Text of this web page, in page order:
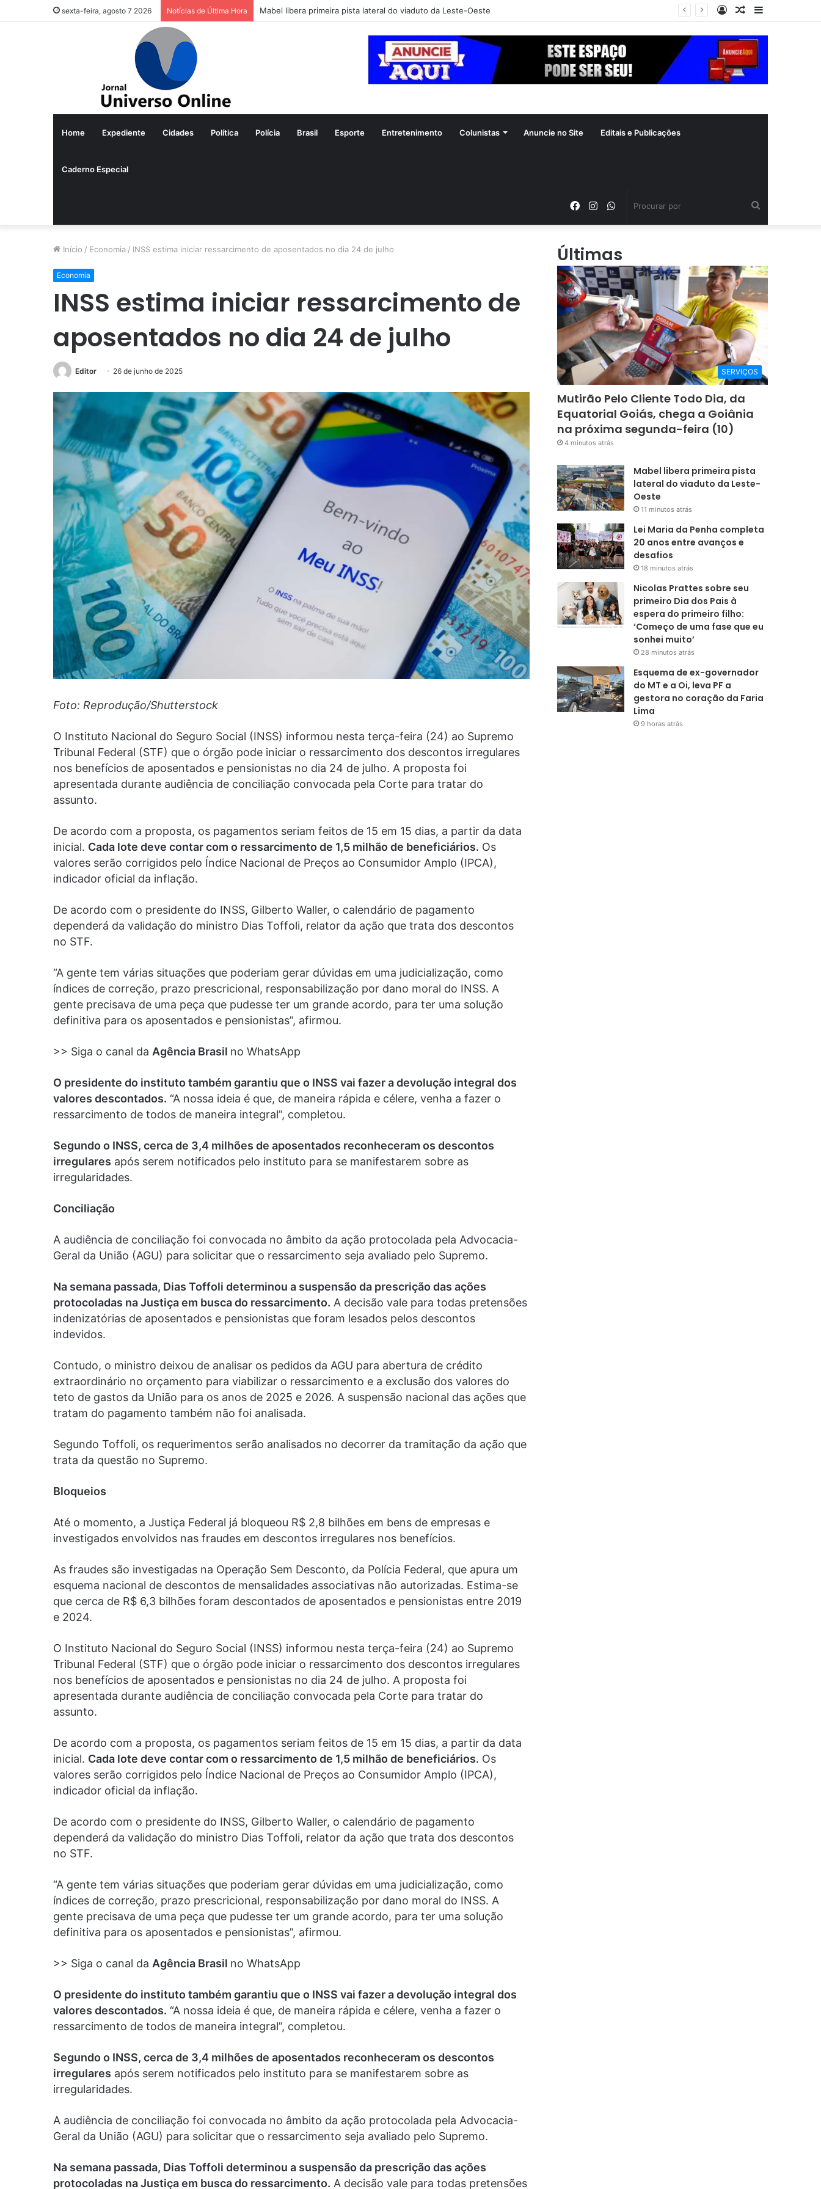
sexta-feira, agosto 7 2026 Notícias de Última Hora Lei Maria da Penha completa 20 anos entre avanços e desafios
Barra
Artigo
Entrar
Home Expediente Cidades Política Polícia Brasil Esporte Entretenimento Colunistas Anuncie no Site Editais e Publicações
Caderno Especial
WhatsApp
Instagram
Facebook
Início / Economia / INSS estima iniciar ressarcimento de aposentados no dia 24 de julho
Economia
INSS estima iniciar ressarcimento de
aposentados no dia 24 de julho
Editor 26 de junho de 2025
Foto: Reprodução/Shutterstock
O Instituto Nacional do Seguro Social (INSS) informou nesta terça-feira (24) ao Supremo
Tribunal Federal (STF) que o órgão pode iniciar o ressarcimento dos descontos irregulares
nos benefícios de aposentados e pensionistas no dia 24 de julho. A proposta foi
apresentada durante audiência de conciliação convocada pela Corte para tratar do
assunto.
De acordo com a proposta, os pagamentos seriam feitos de 15 em 15 dias, a partir da data
inicial. Cada lote deve contar com o ressarcimento de 1,5 milhão de beneficiários. Os
valores serão corrigidos pelo Índice Nacional de Preços ao Consumidor Amplo (IPCA),
indicador oficial da inflação.
De acordo com o presidente do INSS, Gilberto Waller, o calendário de pagamento
dependerá da validação do ministro Dias Toffoli, relator da ação que trata dos descontos
no STF.
“A gente tem várias situações que poderiam gerar dúvidas em uma judicialização, como
índices de correção, prazo prescricional, responsabilização por dano moral do INSS. A
gente precisava de uma peça que pudesse ter um grande acordo, para ter uma solução
definitiva para os aposentados e pensionistas”, afirmou.
>> Siga o canal da Agência Brasil no WhatsApp
O presidente do instituto também garantiu que o INSS vai fazer a devolução integral dos
valores descontados. “A nossa ideia é que, de maneira rápida e célere, venha a fazer o
ressarcimento de todos de maneira integral”, completou.
Segundo o INSS, cerca de 3,4 milhões de aposentados reconheceram os descontos
irregulares após serem notificados pelo instituto para se manifestarem sobre as
irregularidades.
Conciliação
A audiência de conciliação foi convocada no âmbito da ação protocolada pela Advocacia-
Geral da União (AGU) para solicitar que o ressarcimento seja avaliado pelo Supremo.
Na semana passada, Dias Toffoli determinou a suspensão da prescrição das ações
protocoladas na Justiça em busca do ressarcimento. A decisão vale para todas pretensões
indenizatórias de aposentados e pensionistas que foram lesados pelos descontos
indevidos.
Contudo, o ministro deixou de analisar os pedidos da AGU para abertura de crédito
extraordinário no orçamento para viabilizar o ressarcimento e a exclusão dos valores do
teto de gastos da União para os anos de 2025 e 2026. A suspensão nacional das ações que
tratam do pagamento também não foi analisada.
Segundo Toffoli, os requerimentos serão analisados no decorrer da tramitação da ação que
trata da questão no Supremo.
Bloqueios
Até o momento, a Justiça Federal já bloqueou R$ 2,8 bilhões em bens de empresas e
investigados envolvidos nas fraudes em descontos irregulares nos benefícios.
As fraudes são investigadas na Operação Sem Desconto, da Polícia Federal, que apura um
esquema nacional de descontos de mensalidades associativas não autorizadas. Estima-se
que cerca de R$ 6,3 bilhões foram descontados de aposentados e pensionistas entre 2019
e 2024.
O Instituto Nacional do Seguro Social (INSS) informou nesta terça-feira (24) ao Supremo
Tribunal Federal (STF) que o órgão pode iniciar o ressarcimento dos descontos irregulares
nos benefícios de aposentados e pensionistas no dia 24 de julho. A proposta foi
apresentada durante audiência de conciliação convocada pela Corte para tratar do
assunto.
De acordo com a proposta, os pagamentos seriam feitos de 15 em 15 dias, a partir da data
inicial. Cada lote deve contar com o ressarcimento de 1,5 milhão de beneficiários. Os
valores serão corrigidos pelo Índice Nacional de Preços ao Consumidor Amplo (IPCA),
indicador oficial da inflação.
De acordo com o presidente do INSS, Gilberto Waller, o calendário de pagamento
dependerá da validação do ministro Dias Toffoli, relator da ação que trata dos descontos
no STF.
“A gente tem várias situações que poderiam gerar dúvidas em uma judicialização, como
índices de correção, prazo prescricional, responsabilização por dano moral do INSS. A
gente precisava de uma peça que pudesse ter um grande acordo, para ter uma solução
definitiva para os aposentados e pensionistas”, afirmou.
>> Siga o canal da Agência Brasil no WhatsApp
O presidente do instituto também garantiu que o INSS vai fazer a devolução integral dos
valores descontados. “A nossa ideia é que, de maneira rápida e célere, venha a fazer o
ressarcimento de todos de maneira integral”, completou.
Segundo o INSS, cerca de 3,4 milhões de aposentados reconheceram os descontos
irregulares após serem notificados pelo instituto para se manifestarem sobre as
irregularidades.
A audiência de conciliação foi convocada no âmbito da ação protocolada pela Advocacia-
Geral da União (AGU) para solicitar que o ressarcimento seja avaliado pelo Supremo.
Na semana passada, Dias Toffoli determinou a suspensão da prescrição das ações
protocoladas na Justiça em busca do ressarcimento. A decisão vale para todas pretensões
Últimas
SERVIÇOS
Mutirão Pelo Cliente Todo Dia, da
Equatorial Goiás, chega a Goiânia
na próxima segunda-feira (10)
4 minutos atrás
Mabel libera primeira pista
lateral do viaduto da Leste-
Oeste
11 minutos atrás
Lei Maria da Penha completa
20 anos entre avanços e
desafios
18 minutos atrás
Nicolas Prattes sobre seu
primeiro Dia dos Pais à
espera do primeiro filho:
‘Começo de uma fase que eu
sonhei muito’
28 minutos atrás
Esquema de ex-governador
do MT e a Oi, leva PF a
gestora no coração da Faria
Lima
9 horas atrás